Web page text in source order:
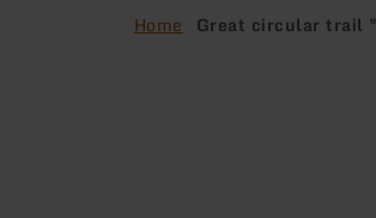
Home Great circular trail